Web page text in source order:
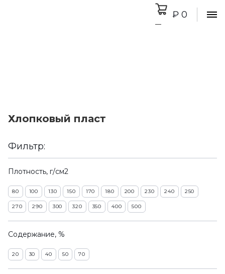
₽ 0
Хлопковый пласт
Фильтр:
Плотность, г/см2
80 100 130 150 170 180 200 230 240 250
270 290 300 320 350 400 500
Содержание, %
20 30 40 50 70